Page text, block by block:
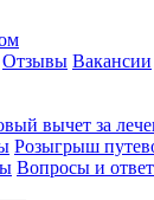
Отзывы Вакансии
вычет за
Розыгрыш
Вопросы и